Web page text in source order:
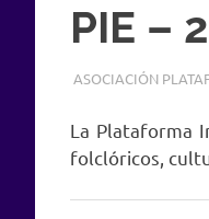
PIE –
4 ABRIL, 2025
ASOCIACIÓN
La Plataforma
folclóricos,